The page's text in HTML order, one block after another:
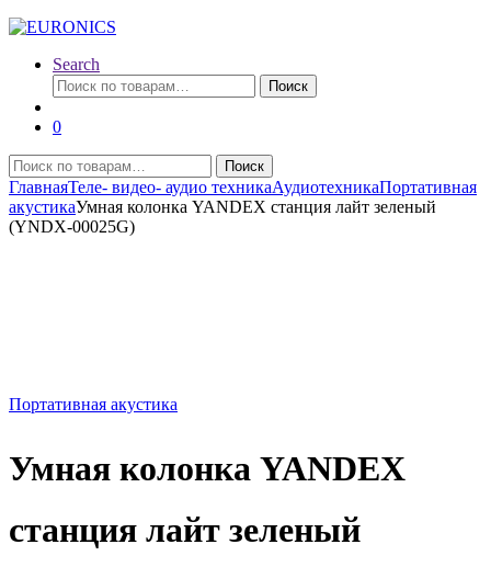
Search
Искать:
Поиск
0
Искать:
Поиск
ГлавнаяТеле- видео- аудио техникаАудиотехникаПортативная
акустикаУмная колонка YANDEX станция лайт зеленый
(YNDX-00025G)
Портативная акустика
Умная колонка YANDEX
станция лайт зеленый